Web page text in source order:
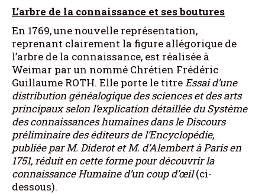
L’arbre de la connaissance et ses boutures
En 1769, une nouvelle représentation,
reprenant clairement la figure allégorique de
l’arbre de la connaissance, est réalisée à
Weimar par un nommé Chrétien Frédéric
Guillaume ROTH. Elle porte le titreEssai d’une
distribution généalogique des sciences et des arts
principaux selon l’explication détaillée du Système
des connaissances humaines dans le Discours
préliminaire des éditeurs de l’Encyclopédie,
publiée par M. Diderot et M. d’Alembert à Paris en
1751, réduit en cette forme pour découvrir la
connaissance Humaine d’un coup d’œil(ci-
dessous).